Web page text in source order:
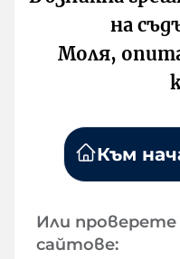
на
Моля,
Към
Или
сайтове: